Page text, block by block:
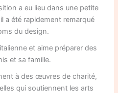
a eu lieu dans une petite
a été rapidement remarqué
du design.
et aime préparer des
et sa famille.
à des œuvres de charité,
qui soutiennent les arts